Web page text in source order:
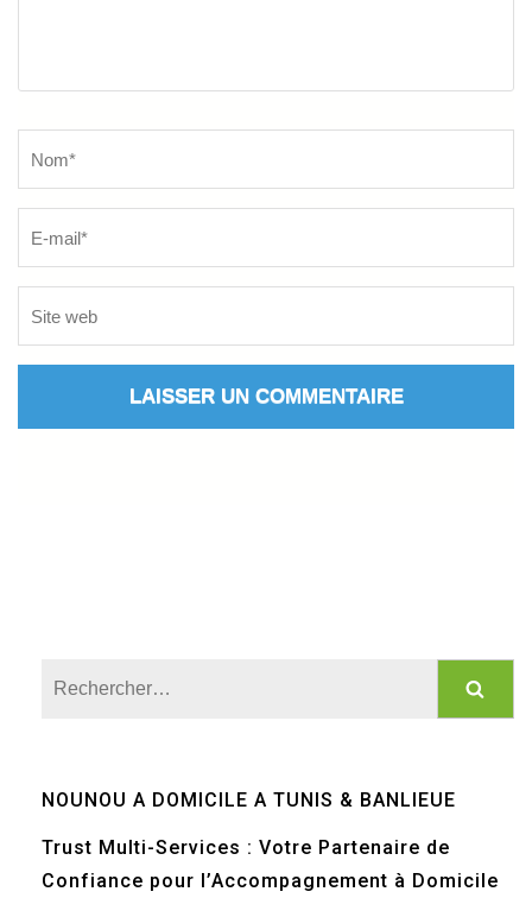
NOUNOU A DOMICILE A TUNIS & BANLIEUE
Trust Multi-Services : Votre Partenaire de
Confiance pour l’Accompagnement à Domicile